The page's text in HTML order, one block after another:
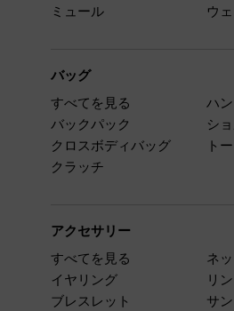
ミュール
ウ
バッグ
すべてを見る
バックパック
クロスボディバッグ
クラッチ
ハ
シ
ト
アクセサリー
すべてを見る
イヤリング
ブレスレット
ネ
リ
サ